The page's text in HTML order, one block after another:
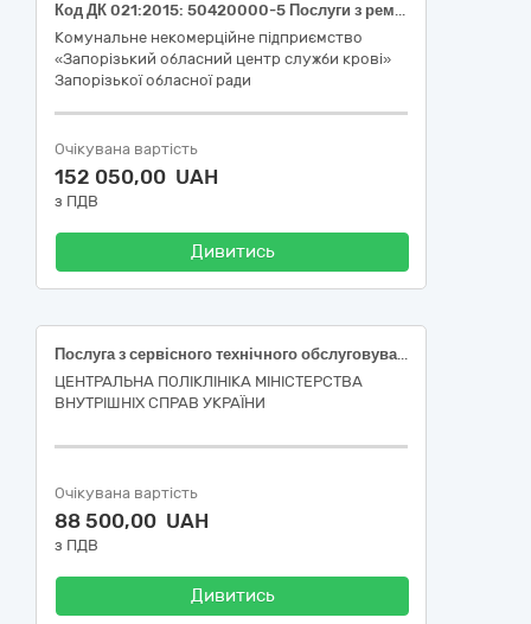
Код ДК 021:2015: 50420000-5 Послуги з ремонту і технічного обслуговування медичного та хірургічного обладнання (Послуги з поточного ремонту аналізатора IH-1000)
Комунальне некомерційне підприємство
«Запорізький обласний центр служби крові»
Запорізької обласної ради
Очікувана вартість
152 050,00 UAH
з ПДВ
Дивитись
Послуга з сервісного технічного обслуговування Комп`ютерного томографу Aquilion Prime SP 160-зрізовий TSX-303B/1C (інв. № 1014710626) - 2 послуги
ЦЕНТРАЛЬНА ПОЛІКЛІНІКА МІНІСТЕРСТВА
ВНУТРІШНІХ СПРАВ УКРАЇНИ
Очікувана вартість
88 500,00 UAH
з ПДВ
Дивитись